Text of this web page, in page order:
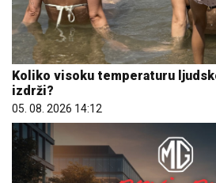
Koliko visoku temperaturu
izdrži?
05. 08. 2026 14:12